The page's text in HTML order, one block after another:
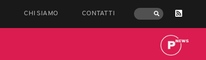
CHI SIAMO CONTATTI